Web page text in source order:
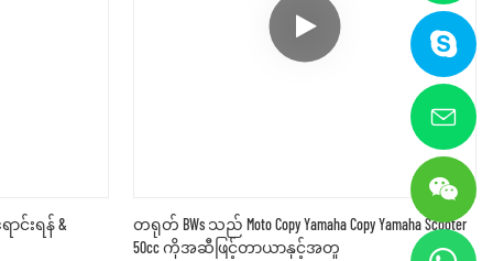
ောင်းရန် &
တရုတ် BWs သည် Moto Copy Yamaha Copy Yamaha Scooter
50cc ကိုအဆီဖြင့်တာယာနှင့်အတူ